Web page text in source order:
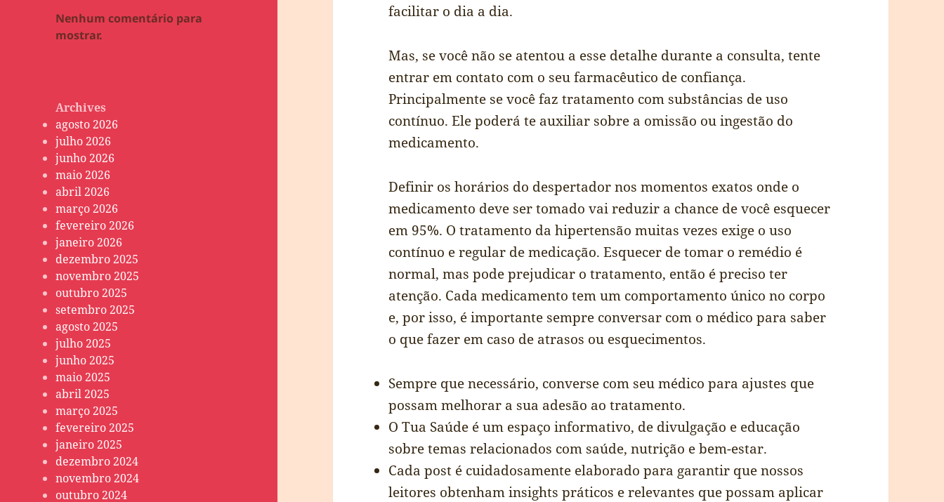
Nenhum comentário para
mostrar.
Archives
agosto 2026
julho 2026
junho 2026
maio 2026
abril 2026
março 2026
fevereiro 2026
janeiro 2026
dezembro 2025
novembro 2025
outubro 2025
setembro 2025
agosto 2025
julho 2025
junho 2025
maio 2025
abril 2025
março 2025
fevereiro 2025
janeiro 2025
dezembro 2024
novembro 2024
outubro 2024
facilitar o dia a dia.
Mas, se você não se atentou a esse detalhe durante a consulta, tente
entrar em contato com o seu farmacêutico de confiança.
Principalmente se você faz tratamento com substâncias de uso
contínuo. Ele poderá te auxiliar sobre a omissão ou ingestão do
medicamento.
Definir os horários do despertador nos momentos exatos onde o
medicamento deve ser tomado vai reduzir a chance de você esquecer
em 95%. O tratamento da hipertensão muitas vezes exige o uso
contínuo e regular de medicação. Esquecer de tomar o remédio é
normal, mas pode prejudicar o tratamento, então é preciso ter
atenção. Cada medicamento tem um comportamento único no corpo
e, por isso, é importante sempre conversar com o médico para saber
o que fazer em caso de atrasos ou esquecimentos.
Sempre que necessário, converse com seu médico para ajustes que
possam melhorar a sua adesão ao tratamento.
O Tua Saúde é um espaço informativo, de divulgação e educação
sobre temas relacionados com saúde, nutrição e bem-estar.
Cada post é cuidadosamente elaborado para garantir que nossos
leitores obtenham insights práticos e relevantes que possam aplicar